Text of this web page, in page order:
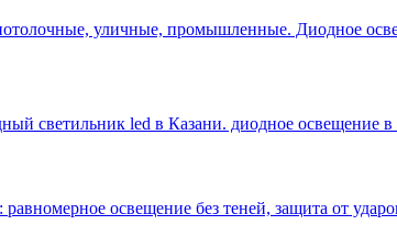
уличные, промышленные. Диодное
светильник led в Казани. диодное освещение в
освещение без теней, защита от